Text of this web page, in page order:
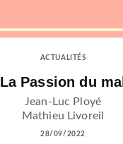
ACTUALITÉS
La Passion du mal
Jean-Luc Ployé
Mathieu Livoreil
28/09/2022